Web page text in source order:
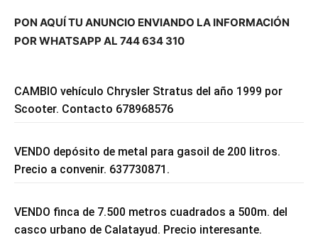
PON AQUÍ TU ANUNCIO ENVIANDO LA INFORMACIÓN
POR WHATSAPP AL 744 634 310
CAMBIO vehículo Chrysler Stratus del año 1999 por
Scooter. Contacto 678968576
VENDO depósito de metal para gasoil de 200 litros.
Precio a convenir. 637730871.
VENDO finca de 7.500 metros cuadrados a 500m. del
casco urbano de Calatayud. Precio interesante.